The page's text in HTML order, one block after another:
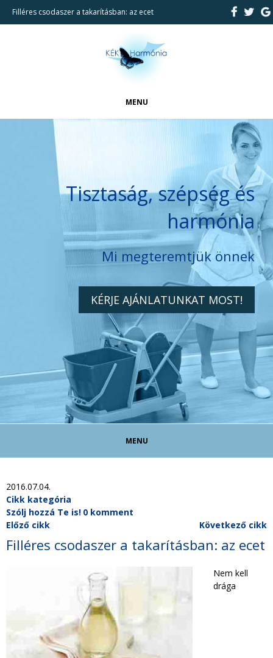
Filléres csodaszer a takarításban: az ecet
MENU
REFERENCIÁK
TAKARÍTÁSI SZOLGÁLTATÁSAINK
KAPCSOLAT
KERESÉS
Tisztaság, szépség és
harmónia
Mi megteremtjük önnek
KÉRJE AJÁNLATUNKAT MOST!
MENU
TAKARÍTÁS MAGÁNSZEMÉLYEKNEK
TAKARÍTÁS CÉGEKNEK
TAKARÍTÁSI INTÉZMÉNYEKNEK
2016.07.04.
Cikk kategória
Szólj hozzá Te is! 0 komment
Előző cikk
Következő cikk
Filléres csodaszer a takarításban: az ecet
Nem kell
drága